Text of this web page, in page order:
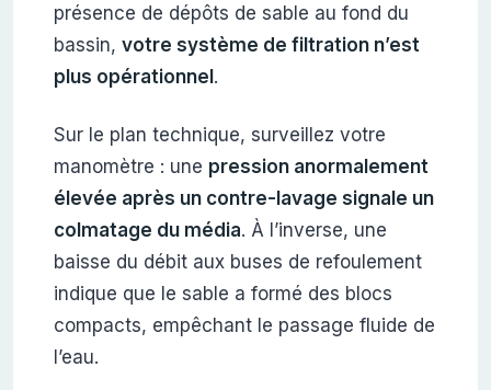
présence de dépôts de sable au fond du
bassin, votre système de filtration n’est
plus opérationnel.
Sur le plan technique, surveillez votre
manomètre : une pression anormalement
élevée après un contre-lavage signale un
colmatage du média. À l’inverse, une
baisse du débit aux buses de refoulement
indique que le sable a formé des blocs
compacts, empêchant le passage fluide de
l’eau.